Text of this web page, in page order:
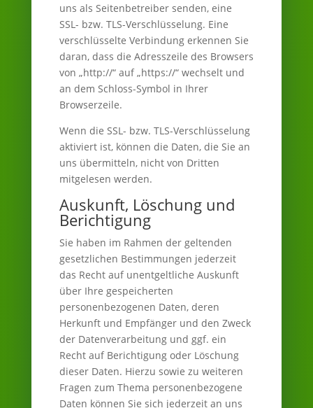
uns als Seitenbetreiber senden, eine
SSL- bzw. TLS-Verschlüsselung. Eine
verschlüsselte Verbindung erkennen Sie
daran, dass die Adresszeile des Browsers
von „http://“ auf „https://“ wechselt und
an dem Schloss-Symbol in Ihrer
Browserzeile.
Wenn die SSL- bzw. TLS-Verschlüsselung
aktiviert ist, können die Daten, die Sie an
uns übermitteln, nicht von Dritten
mitgelesen werden.
Auskunft, Löschung und
Berichtigung
Sie haben im Rahmen der geltenden
gesetzlichen Bestimmungen jederzeit
das Recht auf unentgeltliche Auskunft
über Ihre gespeicherten
personenbezogenen Daten, deren
Herkunft und Empfänger und den Zweck
der Datenverarbeitung und ggf. ein
Recht auf Berichtigung oder Löschung
dieser Daten. Hierzu sowie zu weiteren
Fragen zum Thema personenbezogene
Daten können Sie sich jederzeit an uns